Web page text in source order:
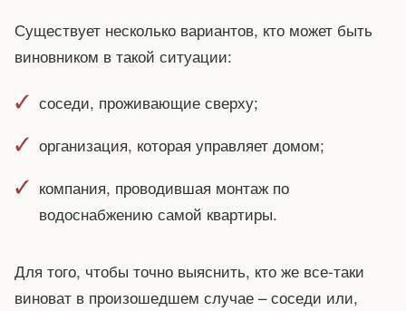
Существует несколько вариантов, кто может быть
виновником в такой ситуации:
соседи, проживающие сверху;
организация, которая управляет домом;
компания, проводившая монтаж по
водоснабжению самой квартиры.
Для того, чтобы точно выяснить, кто же все-таки
виноват в произошедшем случае – соседи или,